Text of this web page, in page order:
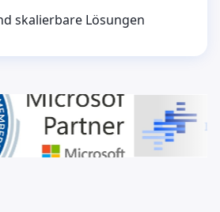
skalierbare Lösungen